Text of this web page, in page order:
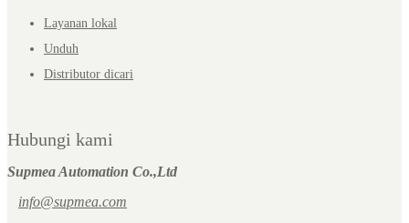
Layanan lokal
Unduh
Distributor dicari
Hubungi kami
Supmea Automation Co.,Ltd
info@supmea.com